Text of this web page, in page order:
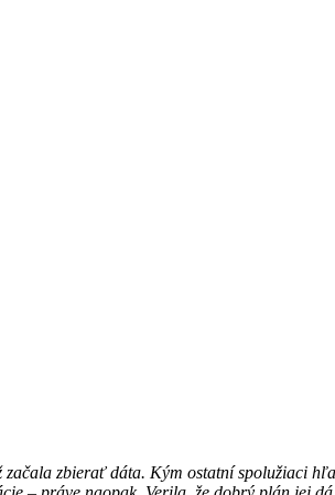
zbierať dáta. Kým ostatní spolužiaci